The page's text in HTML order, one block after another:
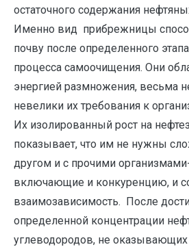
остаточного содержания
Именно вид прибрежницы
почву после определенного
процесса самоочищения. Они
энергией размножения, весьма
невелики их требования к
Их изолированный рост на
показывает, что им не нужны
другом и с прочими
включающие и конкуренцию, и
взаимозависимость. После
определенной концентрации
углеводородов, не оказывающих